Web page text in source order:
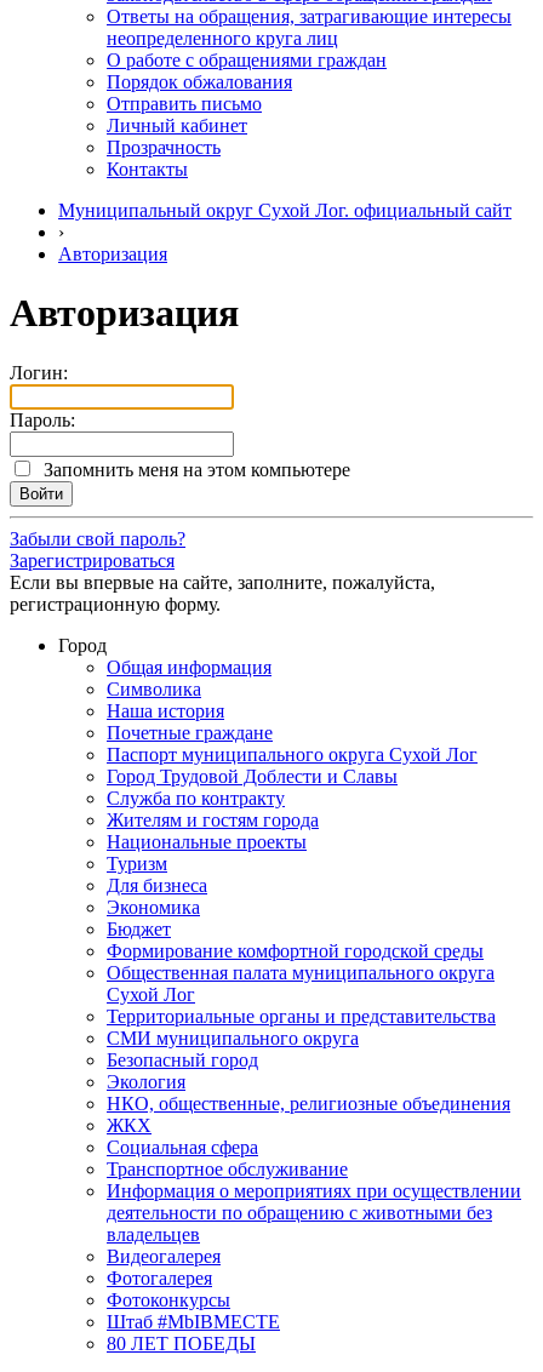
Ответы на обращения, затрагивающие интересы
неопределенного круга лиц
О работе с обращениями граждан
Порядок обжалования
Отправить письмо
Личный кабинет
Прозрачность
Контакты
Муниципальный округ Сухой Лог. официальный сайт
›
Авторизация
Авторизация
Логин:
Пароль:
Запомнить меня на этом компьютере
Забыли свой пароль?
Зарегистрироваться
Если вы впервые на сайте, заполните, пожалуйста,
регистрационную форму.
Город
Общая информация
Символика
Наша история
Почетные граждане
Паспорт муниципального округа Сухой Лог
Город Трудовой Доблести и Славы
Служба по контракту
Жителям и гостям города
Национальные проекты
Туризм
Для бизнеса
Экономика
Бюджет
Формирование комфортной городской среды
Общественная палата муниципального округа
Сухой Лог
Территориальные органы и представительства
СМИ муниципального округа
Безопасный город
Экология
НКО, общественные, религиозные объединения
ЖКХ
Социальная сфера
Транспортное обслуживание
Информация о мероприятиях при осуществлении
деятельности по обращению с животными без
владельцев
Видеогалерея
Фотогалерея
Фотоконкурсы
Штаб #MbIBMECTE
80 ЛЕТ ПОБЕДЫ